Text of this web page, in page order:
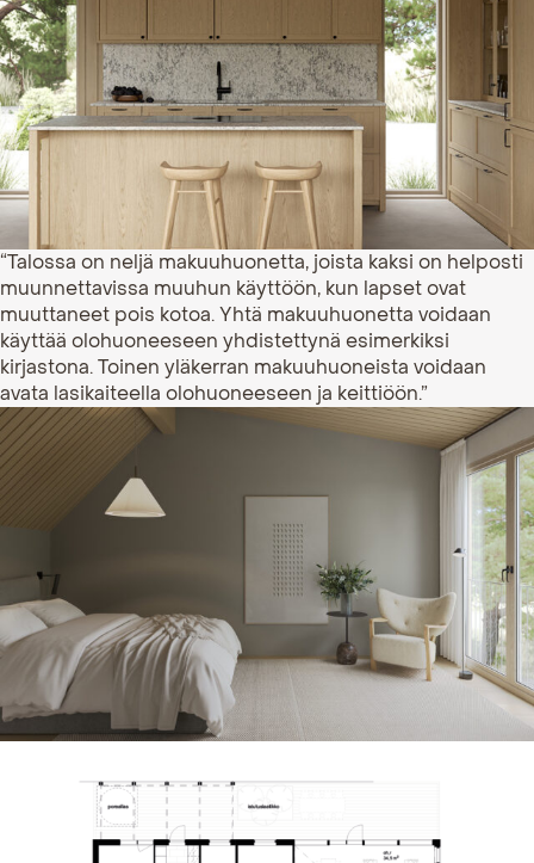
“Talossa on neljä makuuhuonetta, joista kaksi on helposti
muunnettavissa muuhun käyttöön, kun lapset ovat
muuttaneet pois kotoa. Yhtä makuuhuonetta voidaan
käyttää olohuoneeseen yhdistettynä esimerkiksi
kirjastona. Toinen yläkerran makuuhuoneista voidaan
avata lasikaiteella olohuoneeseen ja keittiöön.”